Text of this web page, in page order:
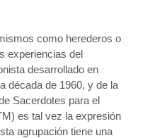
como herederos o
experiencias del
desarrollado en
década de 1960, y de la
Sacerdotes para el
es tal vez la expresión
agrupación tiene una